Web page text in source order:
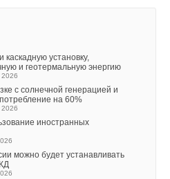
установку,
и геотермальную энергию
с солнечной генерацией и
на 60%
иностранных
можно будет устанавливать
лет снова констатировать, что
Российской Федерации
комментарии к новости (